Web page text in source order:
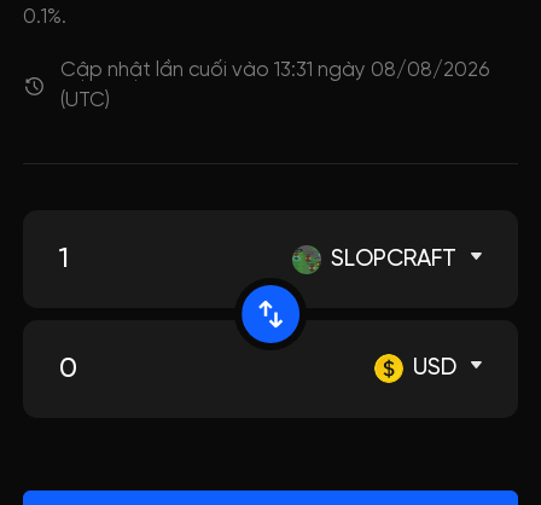
0.1%.
Cập nhật lần cuối vào 13:31 ngày 08/08/2026
(UTC)
SLOPCRAFT
USD